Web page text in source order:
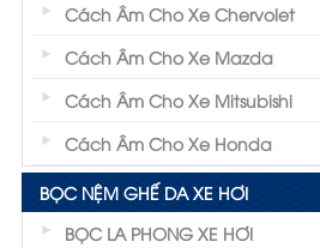
Cách Âm Cho Xe Chervolet
Cách Âm Cho Xe Mazda
Cách Âm Cho Xe Mitsubishi
Cách Âm Cho Xe Honda
BỌC NỆM GHẾ DA XE HƠI
BỌC LA PHONG XE HƠI